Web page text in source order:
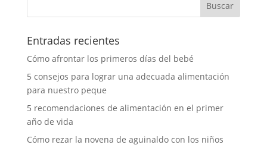
Entradas recientes
Cómo afrontar los primeros días del bebé
5 consejos para lograr una adecuada alimentación
para nuestro peque
5 recomendaciones de alimentación en el primer
año de vida
Cómo rezar la novena de aguinaldo con los niños